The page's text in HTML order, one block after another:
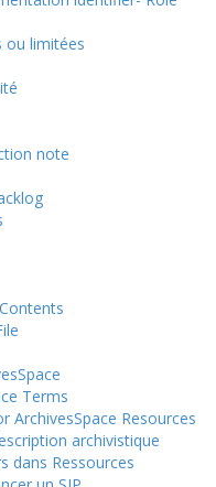
ou limitées
note
Terms
ArchivesSpace Resources
archivistique
dans Ressources